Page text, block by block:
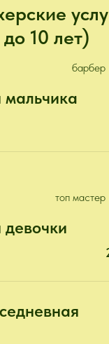
до 10 лет)
барбер
топ